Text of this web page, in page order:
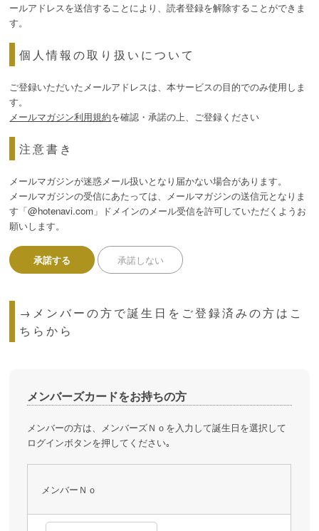
ールアドレスを送信することにより、読者登録を解除することができま
す。
個人情報の取り扱いについて
ご登録いただいたメールアドレスは、本サービスの目的でのみ使用しま
す。
メールマガジン利用規約を確認・承諾の上、ご登録ください
注意書き
メールマガジンが迷惑メール扱いとなり届かない場合があります。
メールマガジンの受信にあたっては、メールマガジンの送信元となりま
す「@hotenavi.com」ドメインのメール受信を許可していただくようお
願いします。
承諾する 承諾しない
→メンバーの方で誕生日をご登録済みの方はこ
ちらから
メンバーズカードをお持ちの方
メンバーの方は、メンバーズＮｏを入力して誕生日を選択して
ログインボタンを押してください｡
メンバーＮｏ